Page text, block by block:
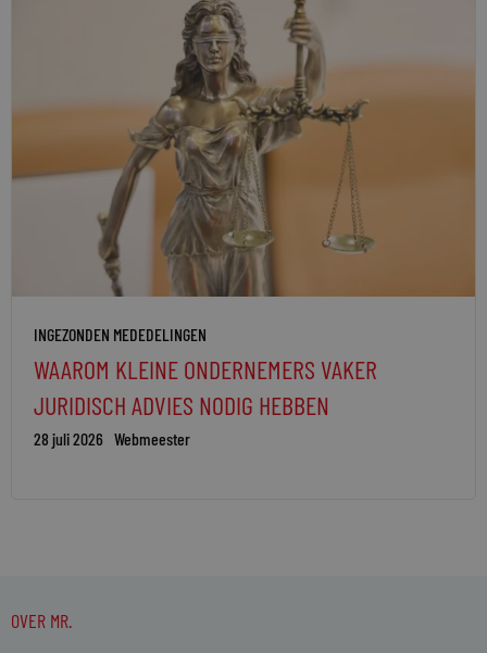
INGEZONDEN MEDEDELINGEN
WAAROM KLEINE ONDERNEMERS VAKER
JURIDISCH ADVIES NODIG HEBBEN
28 juli 2026 Webmeester
OVER MR.